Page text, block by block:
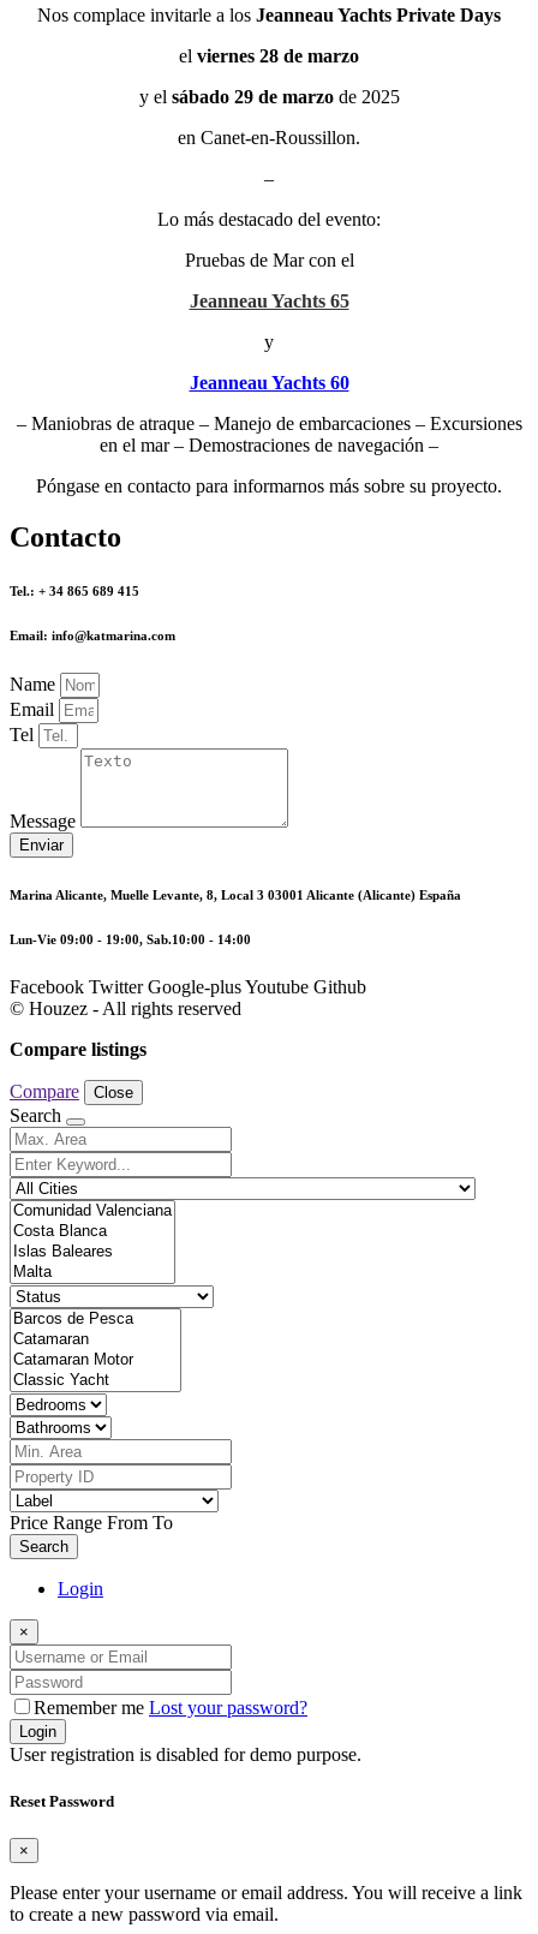
Nos complace invitarle a los Jeanneau Yachts Private Days
el viernes 28 de marzo
y el sábado 29 de marzode 2025
en Canet-en-Roussillon.
–
Lo más destacado del evento:
Pruebas de Mar con el
Jeanneau Yachts 65
y
Jeanneau Yachts 60
– Maniobras de atraque – Manejo de embarcaciones – Excursiones
en el mar – Demostraciones de navegación –
Póngase en contacto para informarnos más sobre su proyecto.
Contacto
Tel.: + 34 865 689 415
Email: info@katmarina.com
Name
Email
Tel
Message
Enviar
Marina Alicante, Muelle Levante, 8, Local 3 03001 Alicante (Alicante) España
Lun-Vie 09:00 - 19:00, Sab.10:00 - 14:00
Facebook Twitter Google-plusYoutube Github
© Houzez - All rights reserved
Compare listings
Compare Close
Search
Price Range From To
Search
Login
×
Remember me Lost your password?
Login
User registration is disabled for demo purpose.
Reset Password
×
Please enter your username or email address. You will receive a link
to create a new password via email.